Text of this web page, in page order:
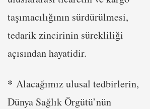
taşımacılığının sürdürülmesi,
tedarik zincirinin sürekliliği
açısından hayatidir.
* Alacağımız ulusal tedbirlerin,
Dünya Sağlık Örgütü’nün